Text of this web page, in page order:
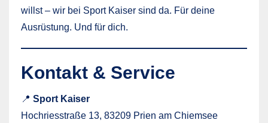
willst – wir bei Sport Kaiser sind da. Für deine
Ausrüstung. Und für dich.
Kontakt & Service
📍 Sport Kaiser
Hochriesstraße 13, 83209 Prien am Chiemsee